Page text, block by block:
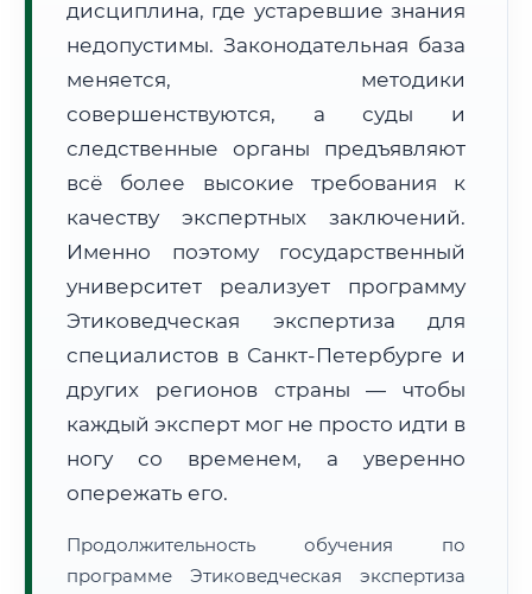
Формат учебы:
Дистанционно
🗺️ Зона обслуживания: г. Санкт-Петербург
• Маршрут транзита: ~3 105 км
📜 Документы и аккредитация ФИС ФРДО
🔍 Нажмите на документ для увеличения и просмотра
дисциплина, где устаревшие знания
недопустимы. Законодательная база
меняется, методики
совершенствуются, а суды и
следственные органы предъявляют
всё более высокие требования к
качеству экспертных заключений.
Именно поэтому государственный
университет реализует программу
Этиковедческая экспертиза для
специалистов в Санкт-Петербурге и
других регионов страны — чтобы
каждый эксперт мог не просто идти в
ногу со временем, а уверенно
опережать его.
Продолжительность обучения по
программе Этиковедческая экспертиза